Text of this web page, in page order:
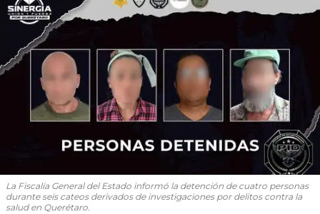
La Fiscalía General del Estado informó la detención de cuatro personas
durante seis cateos derivados de investigaciones por delitos contra la
salud en Querétaro.